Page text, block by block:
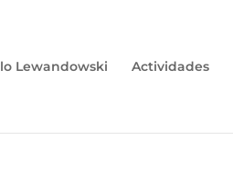
Lewandowski Actividades